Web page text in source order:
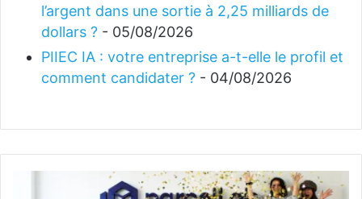
l’argent dans une sortie à 2,25 milliards de
dollars ? - 05/08/2026
PIIEC IA : votre entreprise a-t-elle le profil et
comment candidater ? - 04/08/2026